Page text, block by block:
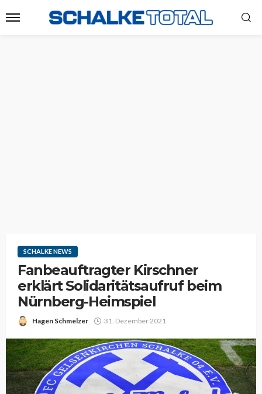
SCHALKE NEWS
Fanbeauftragter Kirschner
erklärt Solidaritätsaufruf beim
Nürnberg-Heimspiel
Hagen Schmelzer 31. Dezember 2021